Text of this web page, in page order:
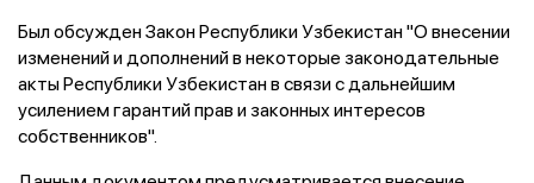
Был обсужден Закон Республики Узбекистан "О внесении
изменений и дополнений в некоторые законодательные
акты Республики Узбекистан в связи с дальнейшим
усилением гарантий прав и законных интересов
собственников".